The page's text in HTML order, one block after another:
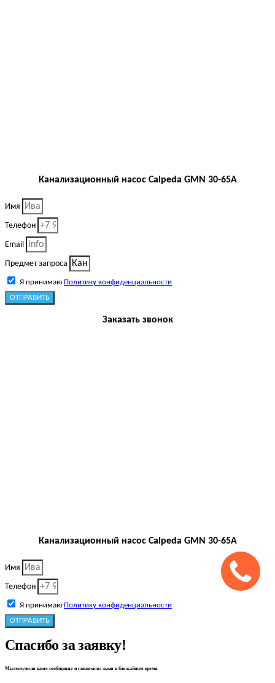
Канализационный насос Calpeda GMN 30-65A
Имя
Телефон
Email
Предмет запроса
Я принимаю Политику конфиденциальности
ОТПРАВИТЬ
Заказать звонок
Канализационный насос Calpeda GMN 30-65A
Имя
Телефон
Я принимаю Политику конфиденциальности
ОТПРАВИТЬ
Спасибо за заявку!
Мы получили ваше сообщение и свяжемся с вами в ближайшее время.